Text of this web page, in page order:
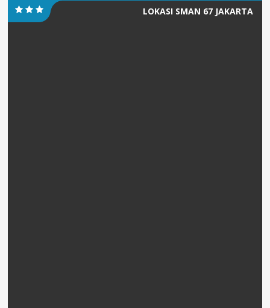
LOKASI SMAN 67 JAKARTA